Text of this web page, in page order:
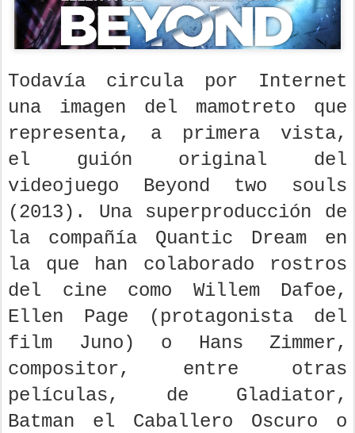
Todavía circula por Internet
una imagen del mamotreto que
representa, a primera vista,
el guión original del
videojuego Beyond two souls
(2013). Una superproducción de
la compañía Quantic Dream en
la que han colaborado rostros
del cine como Willem Dafoe,
Ellen Page (protagonista del
film Juno) o Hans Zimmer,
compositor, entre otras
películas, de Gladiator,
Batman el Caballero Oscuro o